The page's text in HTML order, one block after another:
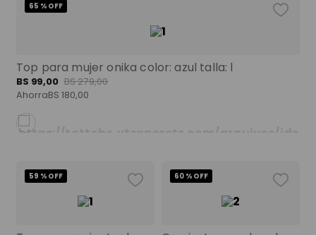
Top para mujer onika color: azul talla: l
65 % OFF
BS 99,00 BS279,00
AhorraBS 180,00
59 % OFF 60 % OFF